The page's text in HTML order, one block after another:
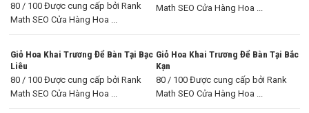
80 / 100 Được cung cấp bởi Rank
Math SEO Cửa Hàng Hoa ...
Math SEO Cửa Hàng Hoa ...
Giỏ Hoa Khai Trương Để Bàn Tại Bạc
Liêu
80 / 100 Được cung cấp bởi Rank
Math SEO Cửa Hàng Hoa ...
Giỏ Hoa Khai Trương Để Bàn Tại Bắc
Kạn
80 / 100 Được cung cấp bởi Rank
Math SEO Cửa Hàng Hoa ...